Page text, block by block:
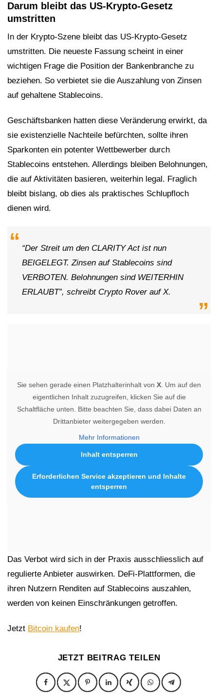
Darum bleibt das US-Krypto-Gesetz
umstritten
In der Krypto-Szene bleibt das US-Krypto-Gesetz
umstritten. Die neueste Fassung scheint in einer
wichtigen Frage die Position der Bankenbranche zu
beziehen. So verbietet sie die Auszahlung von Zinsen
auf gehaltene Stablecoins.
Geschäftsbanken hatten diese Veränderung erwirkt, da
sie existenzielle Nachteile befürchten, sollte ihren
Sparkonten ein potenter Wettbewerber durch
Stablecoins entstehen. Allerdings bleiben Belohnungen,
die auf Aktivitäten basieren, weiterhin legal. Fraglich
bleibt bislang, ob dies als praktisches Schlupfloch
dienen wird.
“Der Streit um den CLARITY Act ist nun
BEIGELEGT. Zinsen auf Stablecoins sind
VERBOTEN. Belohnungen sind WEITERHIN
ERLAUBT”, schreibt Crypto Rover auf X.
Sie sehen gerade einen Platzhalterinhalt von X . Um auf den
eigentlichen Inhalt zuzugreifen, klicken Sie auf die
Schaltfläche unten. Bitte beachten Sie, dass dabei Daten an
Drittanbieter weitergegeben werden.
Mehr Informationen
Inhalt entsperren
Erforderlichen Service akzeptieren und Inhalte
entsperren
Das Verbot wird sich in der Praxis ausschliesslich auf
regulierte Anbieter auswirken. DeFi-Plattformen, die
ihren Nutzern Renditen auf Stablecoins auszahlen,
werden von keinen Einschränkungen getroffen.
Jetzt Bitcoin kaufen!
JETZT BEITRAG TEILEN